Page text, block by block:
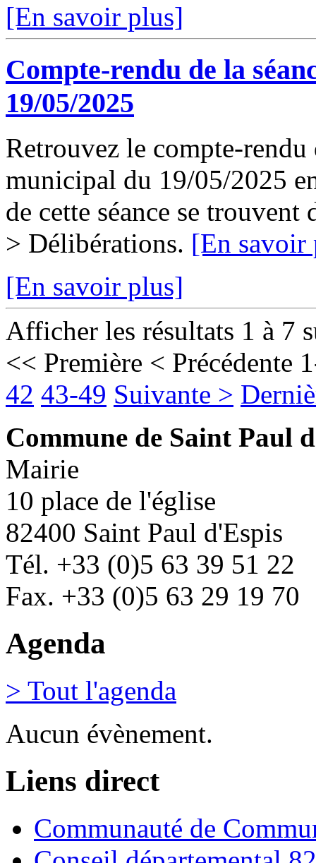
[En savoir plus]
Compte-rendu de la
19/05/2025
Retrouvez le compte-rendu
municipal du 19/05/2025
de cette séance se
> Délibérations. [En savoir
[En savoir plus]
Afficher les résultats 1 à 7
<< Première < Précédente
42 43-49 Suivante >
Commune de Saint Paul
Mairie
10 place de l'église
82400 Saint Paul d'Espis
Tél. +33 (0)5 63 39 51 22
Fax. +33 (0)5 63 29 19 70
Agenda
> Tout l'agenda
Aucun évènement.
Liens direct
Communauté de